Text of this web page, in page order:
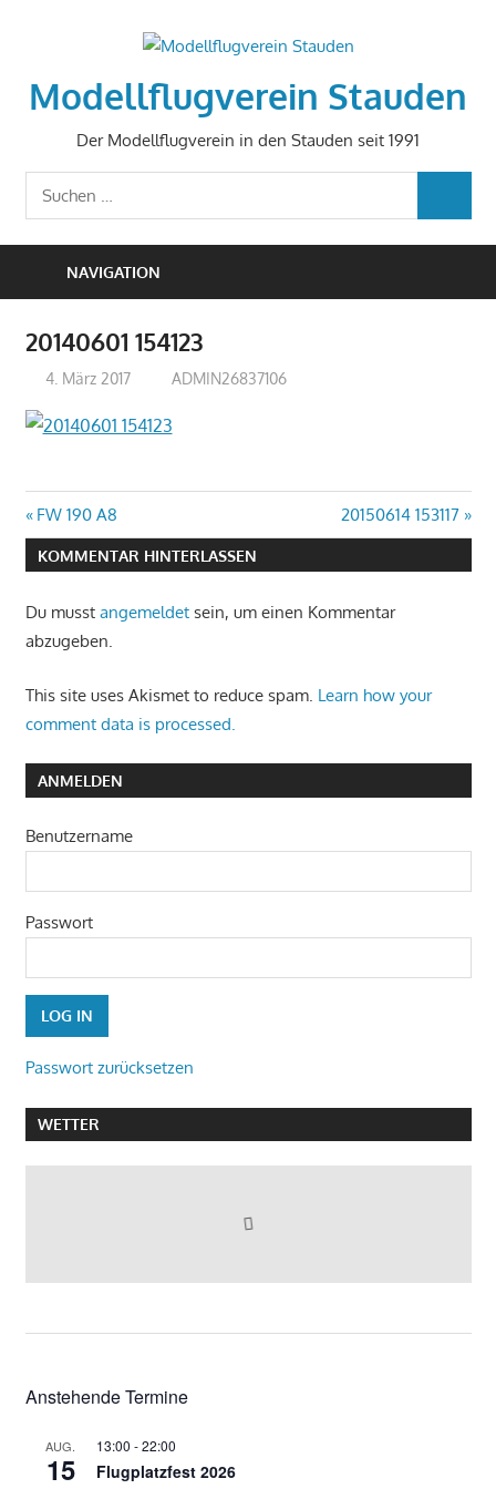
Modellflugverein Stauden
Der Modellflugverein in den Stauden seit 1991
Suchen
nach:
NAVIGATION
20140601 154123
4. März 2017 ADMIN26837106
Beitragsnavigation
Vorheriger
Beitrag:
FW 190 A8
Nächster
Beitrag:
20150614 153117
KOMMENTAR HINTERLASSEN
Du musst angemeldetsein, um einen Kommentar
abzugeben.
This site uses Akismet to reduce spam. Learn how your
comment data is processed.
ANMELDEN
Benutzername
Passwort
Passwort zurücksetzen
WETTER
Anstehende Termine
AUG.
15
13:00 -22:00
Flugplatzfest 2026